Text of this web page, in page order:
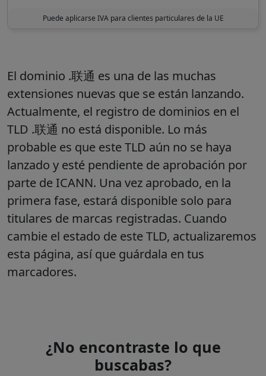
Puede aplicarse IVA para clientes particulares de la UE
El dominio .联通 es una de las muchas
extensiones nuevas que se están lanzando.
Actualmente, el registro de dominios en el
TLD .联通 no está disponible. Lo más
probable es que este TLD aún no se haya
lanzado y esté pendiente de aprobación por
parte de ICANN. Una vez aprobado, en la
primera fase, estará disponible solo para
titulares de marcas registradas. Cuando
cambie el estado de este TLD, actualizaremos
esta página, así que guárdala en tus
marcadores.
¿No encontraste lo que
buscabas?